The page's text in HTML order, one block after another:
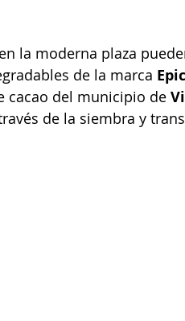
la moderna plaza
de la marca
cacao del municipio de
de la siembra y